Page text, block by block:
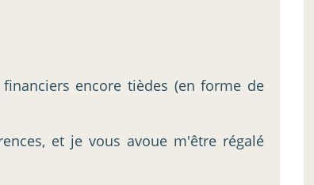
encore tièdes (en forme de
et je vous avoue m'être régalé